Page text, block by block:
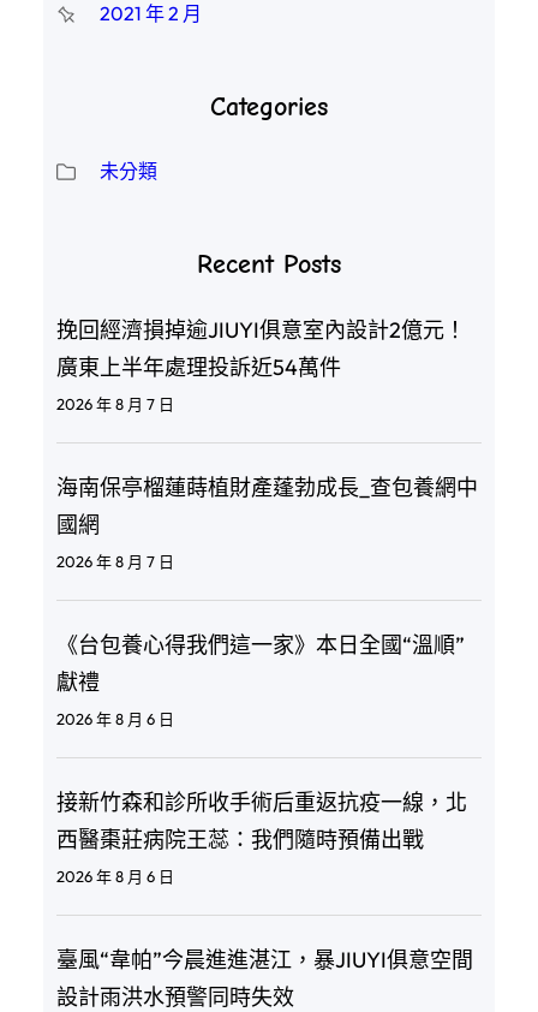
2021 年 2 月
Categories
未分類
Recent Posts
挽回經濟損掉逾JIUYI俱意室內設計2億元！
廣東上半年處理投訴近54萬件
2026 年 8 月 7 日
海南保亭榴蓮蒔植財產蓬勃成長_查包養網中
國網
2026 年 8 月 7 日
《台包養心得我們這一家》本日全國“溫順”
獻禮
2026 年 8 月 6 日
接新竹森和診所收手術后重返抗疫一線，北
西醫棗莊病院王蕊：我們隨時預備出戰
2026 年 8 月 6 日
臺風“韋帕”今晨進進湛江，暴JIUYI俱意空間
設計雨洪水預警同時失效